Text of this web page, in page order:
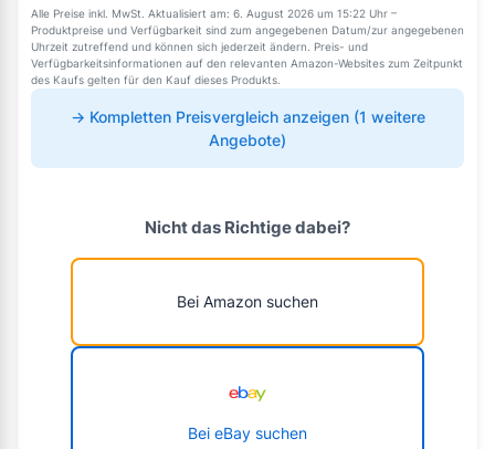
Alle Preise inkl. MwSt. Aktualisiert am: 6. August 2026 um 15:22 Uhr –
Produktpreise und Verfügbarkeit sind zum angegebenen Datum/zur angegebenen
Uhrzeit zutreffend und können sich jederzeit ändern. Preis- und
Verfügbarkeitsinformationen auf den relevanten Amazon-Websites zum Zeitpunkt
des Kaufs gelten für den Kauf dieses Produkts.
→ Kompletten Preisvergleich anzeigen (1 weitere
Angebote)
Nicht das Richtige dabei?
Bei Amazon suchen
Bei eBay suchen